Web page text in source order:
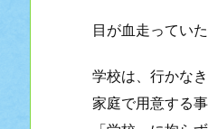
目が血走ってい
学校は、行かな
家庭で用意する